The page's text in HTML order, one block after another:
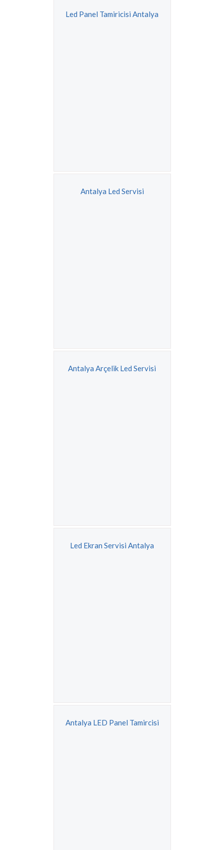
Led Panel Tamiricisi Antalya
Antalya Led Servisi
Antalya Arçelik Led Servisi
Led Ekran Servisi Antalya
Antalya LED Panel Tamircisi